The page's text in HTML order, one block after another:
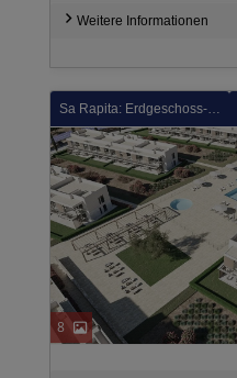
Weitere Informationen
Sa Rapita: Erdgeschoss-Wohnungen mit 2 Schlafzimmern, 2 Bädern, privatem Garten, Klimaanlage und Gemeinschaftspool
8